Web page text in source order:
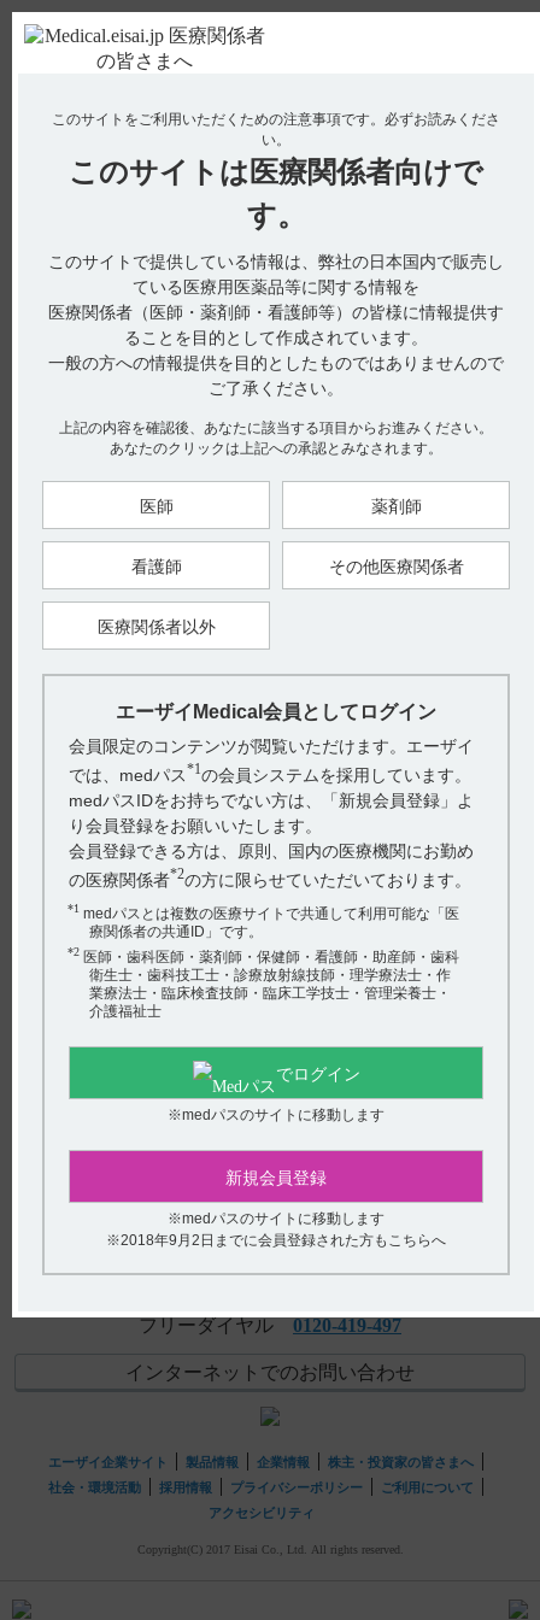
使用期限検索 Drug Information
No : 1261
【ギリアデル】 -15℃で保存する根拠について教
【ギリアデル】
-15℃で保存する根拠について教えてください。
インタビューフォームには-15℃で保存する根拠に関する以下
の記載があります。
■製剤の各種条件下における安定性
長期保存試験及び上昇させた温度での試験（引用1）
【引用】
1) ギリアデル脳内留置剤7.7mg インタビューフォーム 2024年3
月改訂（第11版） IV．製剤に関する項目 6．製剤の各種条件下
における安定性 （1）長期保存試験及び上昇させた温度での試
験
戻る
関連するQ&A
【ギリアデル】 併用注意の薬剤について教えてくださ
い。
【ギリアデル】 保管方法について教えてください。
【ギリアデル】 警告とその設定理由について教えてくだ
【チョコラA・筋注】 有効成分の一般名について教えてく
アンケート:ご意見をお聞かせください
(選択してください)
送信する
このサイトをご利用いただくための注意事項です。 必ずお読みくださ
い。
このサイトは 医療関係者向けで
す。
このサイトで提供している情報は、弊社の日本国内で販売し
ている医療用医薬品等に関する情報を
医療関係者（医師・薬剤師・看護師等）の皆様に情報提供す
ることを目的として作成されています。
一般の方への情報提供を目的としたものではありませんので
ご了承ください。
上記の内容を確認後、あなたに該当する項目からお進みください。
あなたのクリックは上記への承認とみなされます。
医師 薬剤師
看護師 その他医療関係者
医療関係者以外
エーザイMedical会員としてログイン
会員限定のコンテンツが閲覧いただけます。エーザイ
では、medパス*1の会員システムを採用しています。
medパスIDをお持ちでない方は、「新規会員登録」よ
り会員登録をお願いいたします。
会員登録できる方は、原則、国内の医療機関にお勤め
の医療関係者*2の方に限らせていただいております。
*1 medパスとは複数の医療サイトで共通して利用可能な「医
療関係者の共通ID」です。
*2 医師・歯科医師・薬剤師・保健師・看護師・助産師・歯科
衛生士・歯科技工士・診療放射線技師・理学療法士・作
業療法士・臨床検査技師・臨床工学技士・管理栄養士・
介護福祉士
でログイン
※medパスのサイトに移動します
新規会員登録
※medパスのサイトに移動します
※2018年9月2日までに会員登録された方もこちらへ
フリーダイヤル 0120-419-497
インターネットでのお問い合わせ
エーザイ企業サイト 製品情報 企業情報
株主・投資家の皆さまへ
社会・環境活動
採用情報 プライバシーポリシー
ご利用について
アクセシビリティ
Copyright(C) 2017 Eisai Co., Ltd. All rights reserved.